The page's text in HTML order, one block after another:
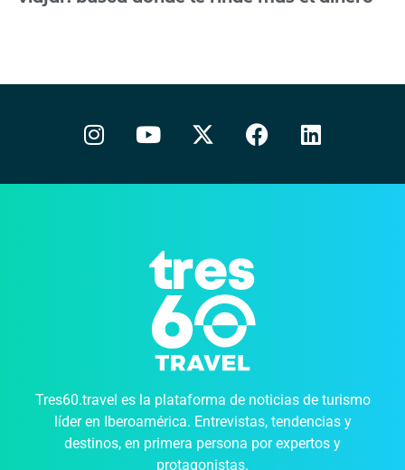
Tres60.travel es la plataforma de noticias de turismo
líder en Iberoamérica. Entrevistas, tendencias y
destinos, en primera persona por expertos y
protagonistas.